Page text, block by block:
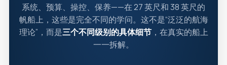
系统、预算、操控、保养——在 27 英尺和 38 英尺的
帆船上，这些是完全不同的学问。这不是“泛泛的航海
理论”，而是三个不同级别的具体细节，在真实的船上
一一拆解。